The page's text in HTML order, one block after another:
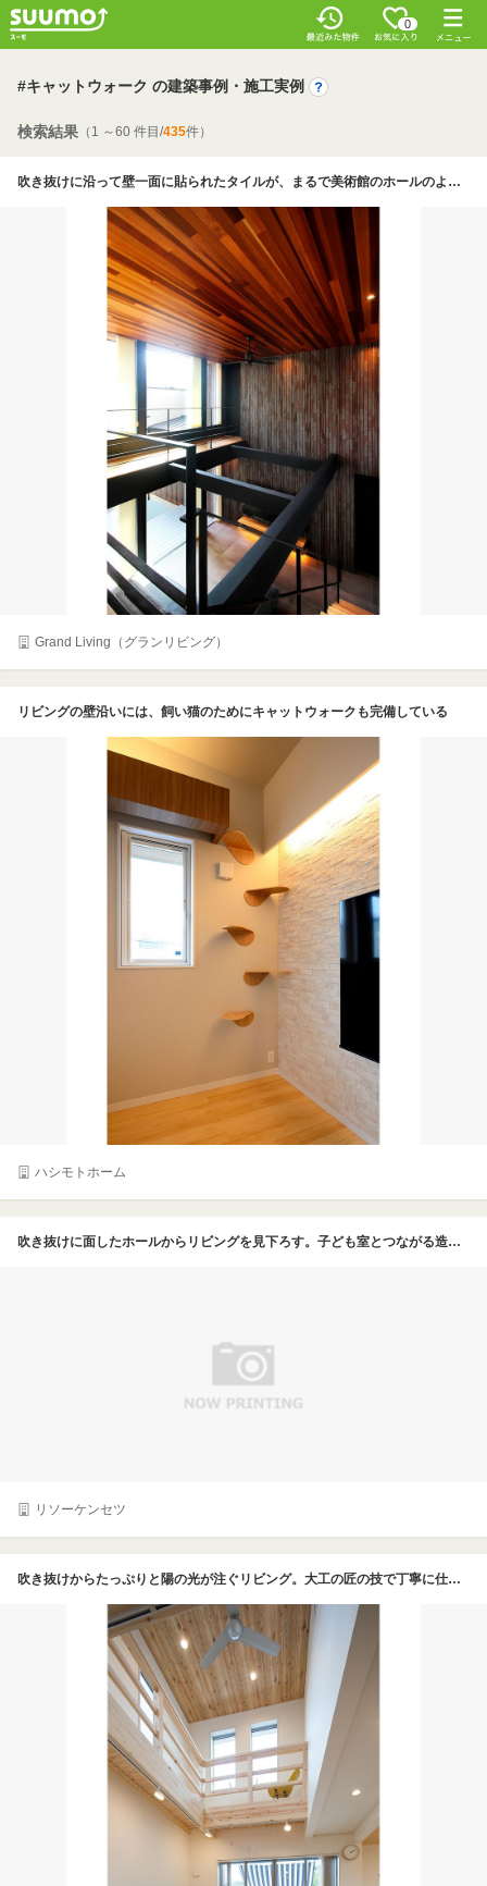
0
#キャットウォーク の建築事例・施工実例
検索結果 （1 ～60 件目/435件）
吹き抜けに沿って壁一面に貼られたタイルが、まるで美術館のホールのような、ダイナミックな空間の中にも繊細なデザインを感じさせている。黒い梁はキャットウォークの役割も。2匹の愛猫が行き交うプレイスポット
Grand Living（グランリビング）
リビングの壁沿いには、飼い猫のためにキャットウォークも完備している
ハシモトホーム
吹き抜けに面したホールからリビングを見下ろす。子ども室とつながる造作の室内窓はカラーガラスを使ってステンドグラス風に。キャットウォークにはBOXや衝立を取り付けてお昼寝できるようにした。丸い穴から顔を出すことも
リソーケンセツ
吹き抜けからたっぷりと陽の光が注ぐリビング。大工の匠の技で丁寧に仕上げられたキャットウォークが、Hさんの住まいのシンボルに